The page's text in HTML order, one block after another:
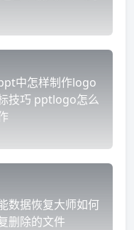
中怎样制作logo
技巧 pptlogo怎么
数据恢复大师如何
删除的文件